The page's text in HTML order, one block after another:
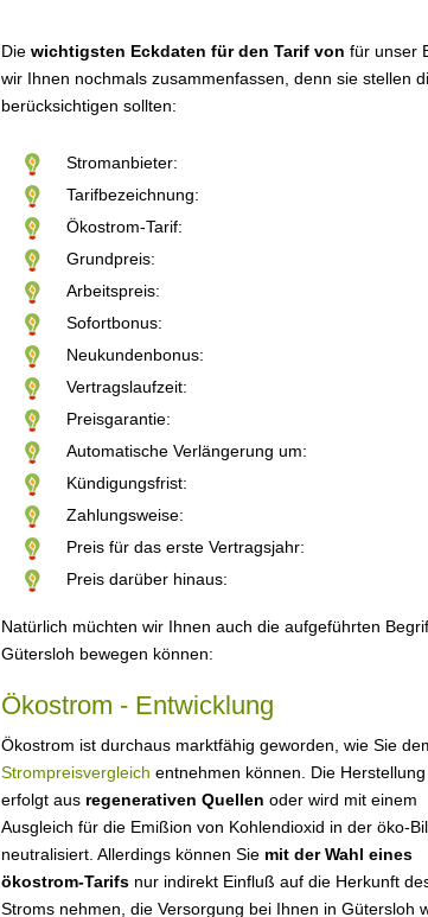
Die wichtigsten Eckdaten für den Tarif von für unser
wir Ihnen nochmals zusammenfassen, denn sie stellen
berücksichtigen sollten:
Stromanbieter:
Tarifbezeichnung:
Ökostrom-Tarif:
Grundpreis:
Arbeitspreis:
Sofortbonus:
Neukundenbonus:
Vertragslaufzeit:
Preisgarantie:
Automatische Verlängerung um:
Kündigungsfrist:
Zahlungsweise:
Preis für das erste Vertragsjahr:
Preis darüber hinaus:
Natürlich müchten wir Ihnen auch die aufgeführten
Gütersloh bewegen können:
Ökostrom - Entwicklung
Ökostrom ist durchaus marktfähig geworden, wie Sie
Strompreisvergleich entnehmen können. Die Herstellung
erfolgt aus regenerativen Quellen oder wird mit einem
Ausgleich für die Emißion von Kohlendioxid in der öko-
neutralisiert. Allerdings können Sie mit der Wahl eines
ökostrom-Tarifs nur indirekt Einfluß auf die Herkunft
Stroms nehmen, die Versorgung bei Ihnen in Gütersloh